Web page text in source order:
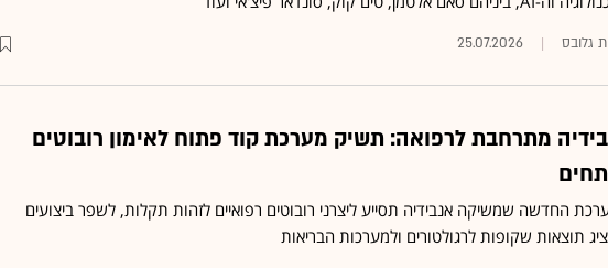
גלובס 25.07.2026
מתרחבת לרפואה: תשיק מערכת קוד פתוח לאימון רובוטים
החדשה שמשיקה אנבידיה תסייע ליצרני רובוטים רפואיים לזהות תקלות, לשפר ביצועים
תוצאות שקופות לרגולטורים ולמערכות הבריאות